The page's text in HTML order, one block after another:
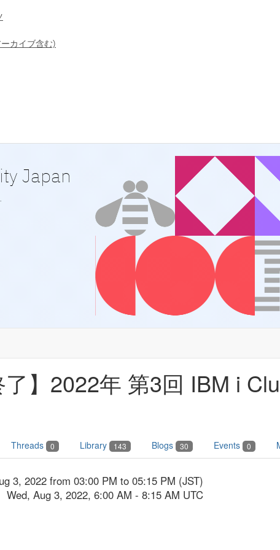
カイブ含む)
Japan
了】2022年 第3回 IBM i
Threads 0 Library 143 Blogs 30 Events 0
3, 2022 from 03:00 PM to 05:15 PM (JST)
Wed, Aug 3, 2022, 6:00 AM - 8:15 AM UTC